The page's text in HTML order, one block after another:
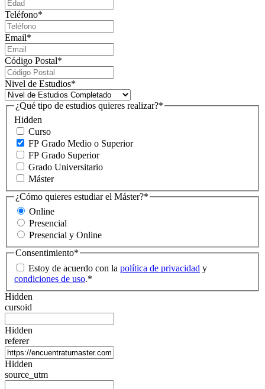
Teléfono*
Email*
Código Postal*
Nivel de Estudios*
Hidden
¿Qué tipo de estudios quieres realizar?*
Curso
FP Grado Medio o Superior
FP Grado Superior
Grado Universitario
Máster
¿Cómo quieres estudiar el Máster?*
Online
Presencial
Presencial y Online
Consentimiento*
Estoy de acuerdo con la política de privacidad y
condiciones de uso.*
Hidden
cursoid
Hidden
referer
Hidden
source_utm